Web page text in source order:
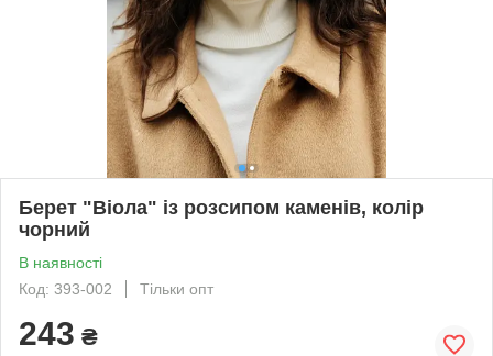
Берет "Віола" із розсипом каменів, колір
чорний
В наявності
Код: 393-002
Тільки опт
243 ₴